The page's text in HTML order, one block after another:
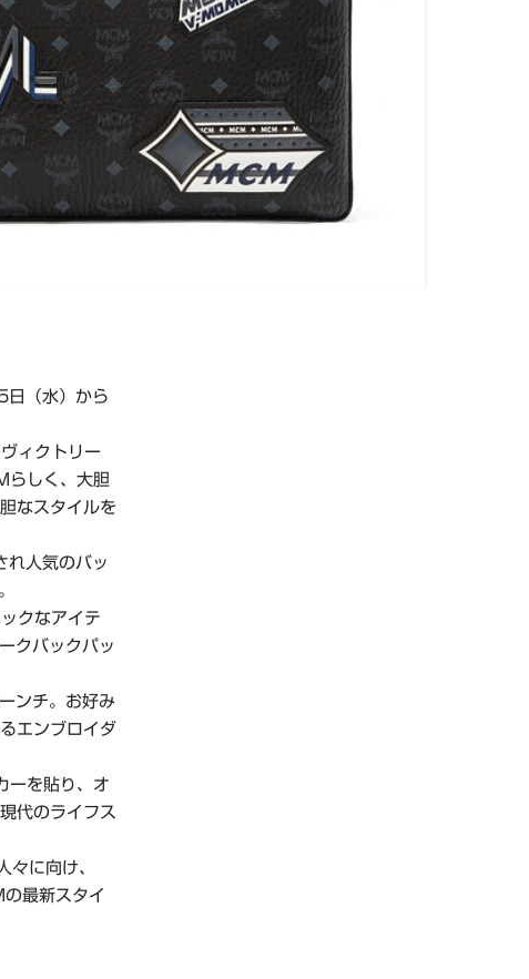
（水）から
ィクトリー
らしく、大胆
なスタイルを
人気のバッ
クなアイテ
クバックパッ
ンチ。お好み
エンブロイダ
ーを貼り、オ
代のライフス
々に向け、
最新スタイ